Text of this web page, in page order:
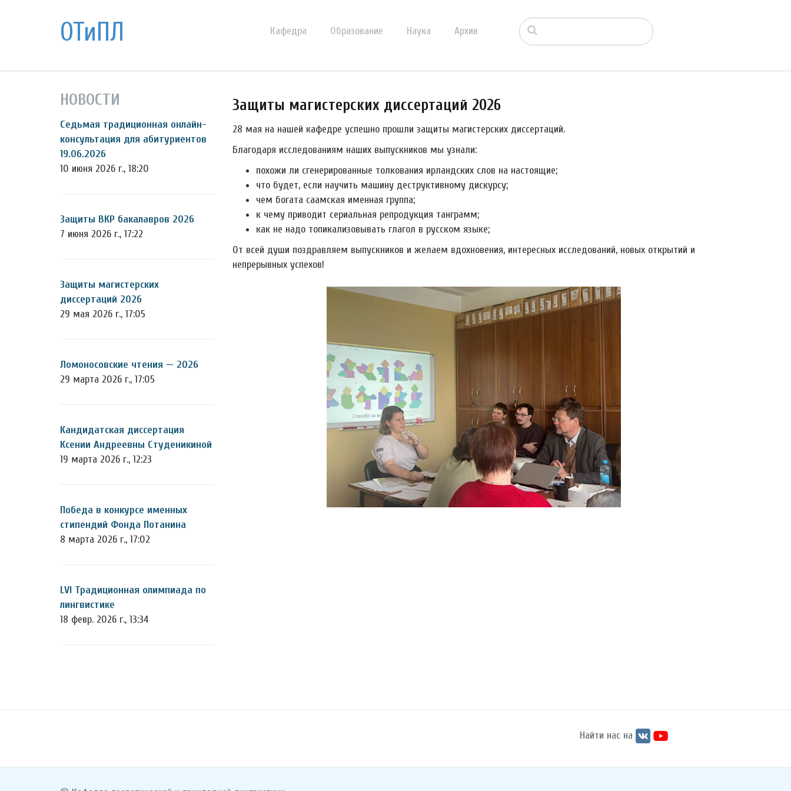
ОТиПЛ Кафедра Образование Наука Архив
НОВОСТИ
Седьмая традиционная онлайн-
консультация для абитуриентов
19.06.2026
10 июня 2026 г., 18:20
Защиты ВКР бакалавров 2026
7 июня 2026 г., 17:22
Защиты магистерских
диссертаций 2026
29 мая 2026 г., 17:05
Ломоносовские чтения — 2026
29 марта 2026 г., 17:05
Кандидатская диссертация
Ксении Андреевны Студеникиной
19 марта 2026 г., 12:23
Победа в конкурсе именных
стипендий Фонда Потанина
8 марта 2026 г., 17:02
LVI Традиционная олимпиада по
лингвистике
18 февр. 2026 г., 13:34
Защиты магистерских диссертаций 2026
28 мая на нашей кафедре успешно прошли защиты магистерских диссертаций.
Благодаря исследованиям наших выпускников мы узнали:
похожи ли сгенерированные толкования ирландских слов на настоящие;
что будет, если научить машину деструктивному дискурсу;
чем богата саамская именная группа;
к чему приводит сериальная репродукция танграмм;
как не надо топикализовывать глагол в русском языке;
От всей души поздравляем выпускников и желаем вдохновения, интересных исследований, новых открытий и
непрерывных успехов!
Найти нас на